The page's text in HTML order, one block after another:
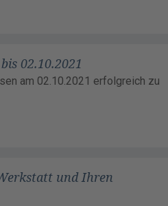
02.10.2021
am 02.10.2021 erfolgreich zu
und Ihren